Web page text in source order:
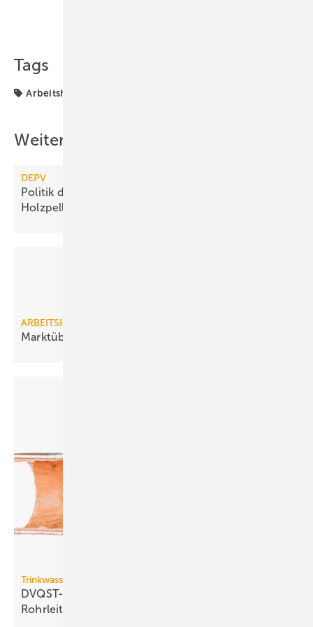
Tags
Arbeitshilfe
Weitere Inhalte
DEPV
Politik dämpft Zuwachs bei
Holzpellet-Heizungsanlagen
ARBEITSHILFE
Marktübersicht
Trinkwasser-Installation
DVQST-Fach­pu­bli­ka­ti­on: In­nen­be­schich­tung von
Rohr­lei­tun­gen